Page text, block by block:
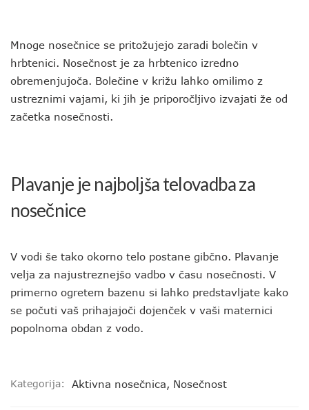
Mnoge nosečnice se pritožujejo zaradi bolečin v
hrbtenici. Nosečnost je za hrbtenico izredno
obremenjujoča. Bolečine v križu lahko omilimo z
ustreznimi vajami, ki jih je priporočljivo izvajati že od
začetka nosečnosti.
Plavanje je najboljša telovadba za
nosečnice
V vodi še tako okorno telo postane gibčno. Plavanje
velja za najustreznejšo vadbo v času nosečnosti. V
primerno ogretem bazenu si lahko predstavljate kako
se počuti vaš prihajajoči dojenček v vaši maternici
popolnoma obdan z vodo.
Kategorija: Aktivna nosečnica, Nosečnost